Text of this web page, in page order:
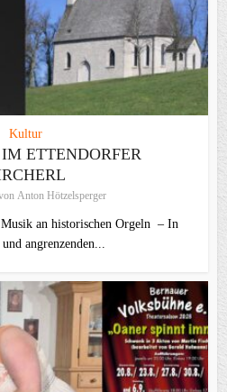
Kultur
ETTENDORFER
Anton Hötzelsperger
an historischen Orgeln – In
angrenzenden...